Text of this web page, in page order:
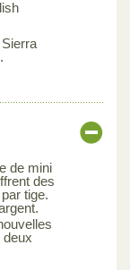
de mini
des
tige.
deux